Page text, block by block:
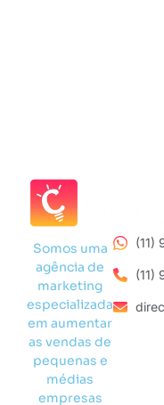
Somos uma
agência de
marketing
especializada
em aumentar
as vendas de
pequenas e
médias
empresas
(11)
(11)